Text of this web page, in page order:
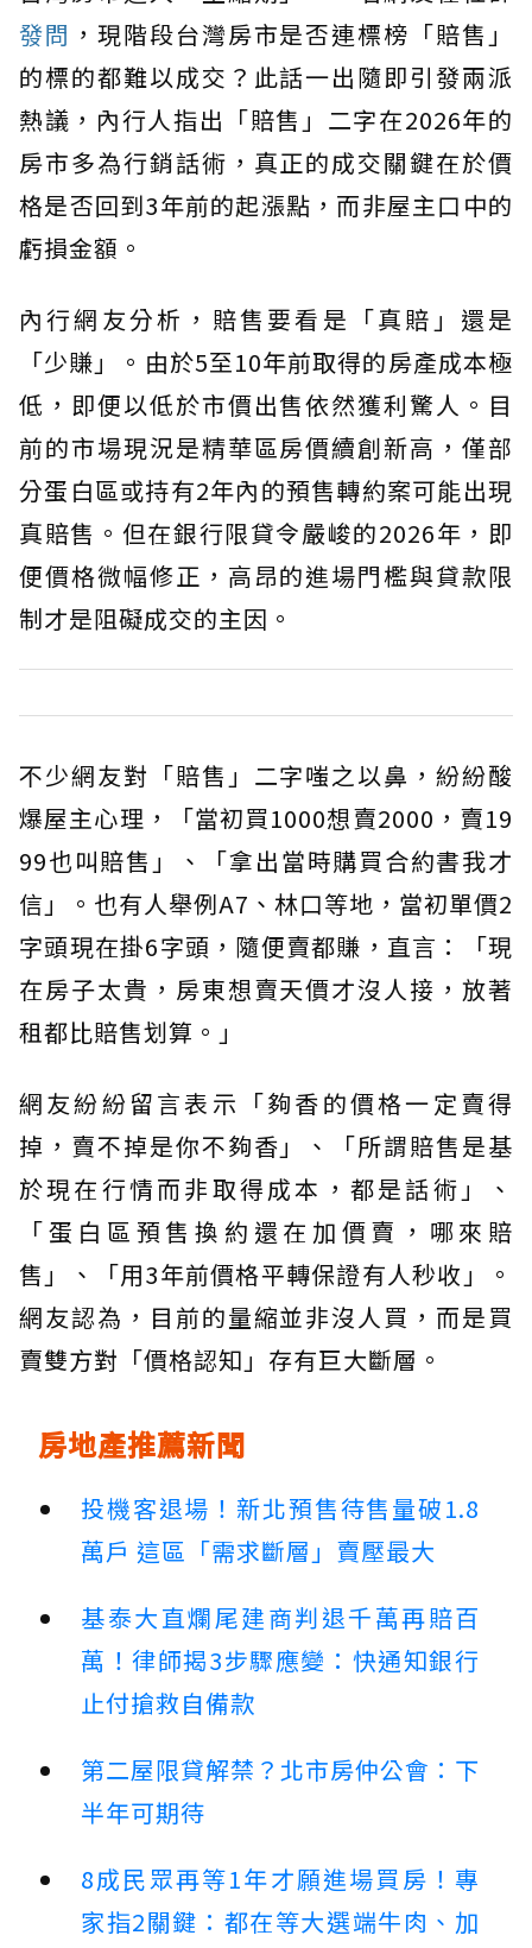
發問 ，現階段台灣房市是否連標榜「賠售」
的標的都難以成交？此話一出隨即引發兩派
熱議，內行人指出「賠售」二字在2026年的
房市多為行銷話術，真正的成交關鍵在於價
格是否回到3年前的起漲點，而非屋主口中的
虧損金額。
內行網友分析，賠售要看是「真賠」還是
「少賺」。由於5至10年前取得的房產成本極
低，即便以低於市價出售依然獲利驚人。目
前的市場現況是精華區房價續創新高，僅部
分蛋白區或持有2年內的預售轉約案可能出現
真賠售。但在銀行限貸令嚴峻的2026年，即
便價格微幅修正，高昂的進場門檻與貸款限
制才是阻礙成交的主因。
不少網友對「賠售」二字嗤之以鼻，紛紛酸
爆屋主心理，「當初買1000想賣2000，賣19
99也叫賠售」、「拿出當時購買合約書我才
信」。也有人舉例A7、林口等地，當初單價2
字頭現在掛6字頭，隨便賣都賺，直言：「現
在房子太貴，房東想賣天價才沒人接，放著
租都比賠售划算。」
網友紛紛留言表示「夠香的價格一定賣得
掉，賣不掉是你不夠香」、「所謂賠售是基
於現在行情而非取得成本，都是話術」、
「蛋白區預售換約還在加價賣，哪來賠
售」、「用3年前價格平轉保證有人秒收」。
網友認為，目前的量縮並非沒人買，而是買
賣雙方對「價格認知」存有巨大斷層。
房地產推薦新聞
投機客退場！新北預售待售量破1.8
萬戶 這區「需求斷層」賣壓最大
基泰大直爛尾建商判退千萬再賠百
萬！律師揭3步驟應變：快通知銀行
止付搶救自備款
第二屋限貸解禁？北市房仲公會：下
半年可期待
8成民眾再等1年才願進場買房！專
家指2關鍵：都在等大選端牛肉、加